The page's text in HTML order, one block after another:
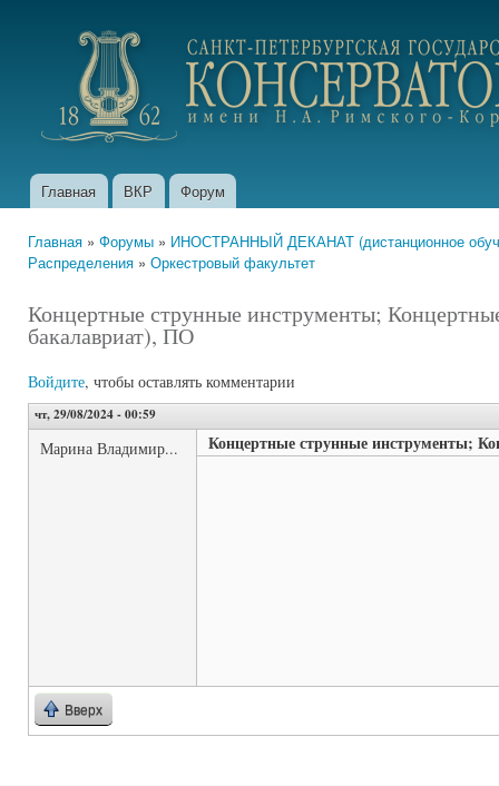
portfolio.conservatory.ru
Главное меню
Главная ВКР Форум
Вы здесь
Главная » Форумы » ИНОСТРАННЫЙ ДЕКАНАТ (дистанционное
Распределения » Оркестровый факультет
Концертные струнные инструменты;
бакалавриат), ПО
Войдите, чтобы оставлять комментарии
чт, 29/08/2024 - 00:59
Марина Владимир... Концертные струнные инструменты;
Вверх